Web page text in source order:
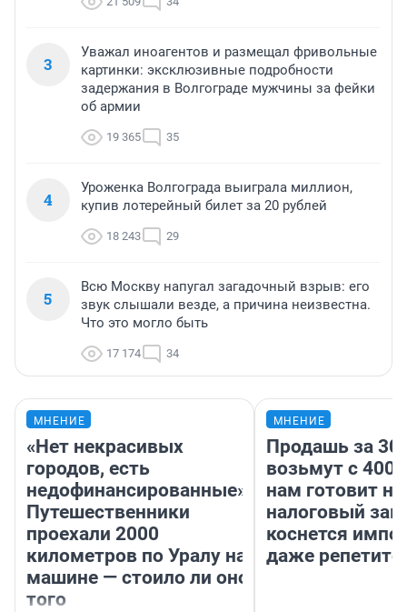
3
Уважал иноагентов и размещал фривольные
картинки: эксклюзивные подробности
задержания в Волгограде мужчины за фейки
об армии
19 365 35
4
Уроженка Волгограда выиграла миллион,
купив лотерейный билет за 20 рублей
18 243 29
5
Всю Москву напугал загадочный взрыв: его
звук слышали везде, а причина неизвестна.
Что это могло быть
17 174 34
МНЕНИЕ
«Нет некрасивых
городов, есть
недофинансированные».
Путешественники
проехали 2000
километров по Уралу на
машине — стоило ли оно
того
МНЕНИЕ
Продашь за
возьмут с
нам готовит
налоговый
коснется
даже